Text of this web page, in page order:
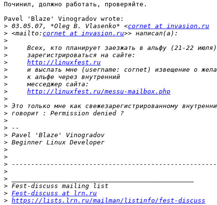
Починил, должно работать, проверяйте.
Pavel 'Blaze' Vinogradov wrote:
> 03.05.07, *Oleg B. Vlasenko* <cornet at invasion.ru
> <mailto: cornet at invasion.ru
>
>
>
>
http://linuxfest.ru
>
>
>
>
http://linuxfest.ru/messu-mailbox.php
>
>
>
>
>
>
>
>
>
>
>
>
>
> Fest-discuss at lrn.ru
> https://lists.lrn.ru/mailman/listinfo/fest-discuss